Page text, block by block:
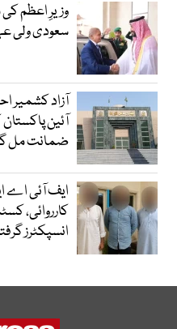
وزیرِ اعظم
سعودی ولی
آزاد کشمیر
آئین
ضمانت مل
ایف آئی اے
کارروائی،
انسپکٹرز